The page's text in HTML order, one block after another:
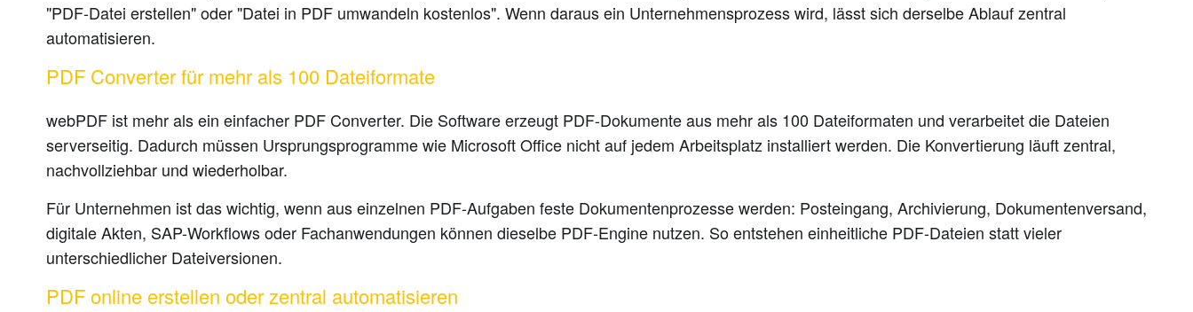
"PDF-Datei erstellen" oder "Datei in PDF umwandeln kostenlos". Wenn daraus ein Unternehmensprozess wird, lässt sich derselbe Ablauf zentral
automatisieren.
PDF Converter für mehr als 100 Dateiformate
webPDF ist mehr als ein einfacher PDF Converter. Die Software erzeugt PDF-Dokumente aus mehr als 100 Dateiformaten und verarbeitet die Dateien
serverseitig. Dadurch müssen Ursprungsprogramme wie Microsoft Office nicht auf jedem Arbeitsplatz installiert werden. Die Konvertierung läuft zentral,
nachvollziehbar und wiederholbar.
Für Unternehmen ist das wichtig, wenn aus einzelnen PDF-Aufgaben feste Dokumentenprozesse werden: Posteingang, Archivierung, Dokumentenversand,
digitale Akten, SAP-Workflows oder Fachanwendungen können dieselbe PDF-Engine nutzen. So entstehen einheitliche PDF-Dateien statt vieler
unterschiedlicher Dateiversionen.
PDF online erstellen oder zentral automatisieren